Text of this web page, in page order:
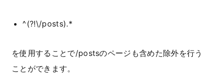
^(?!\/posts).*
を使用することで/postsのページも含めた除外を行う
ことができます。